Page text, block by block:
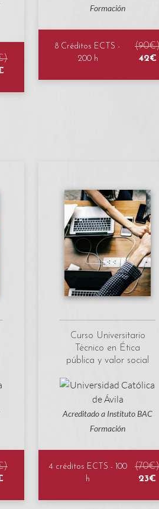
Formación
8 Créditos ECTS -
200 h
42€
Curso Universitario
Técnico en Ética
pública y valor social
Acreditado a Instituto BAC
Formación
4 créditos ECTS - 100
h
23€